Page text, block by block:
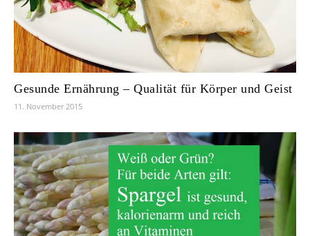
Gesunde Ernährung – Qualität für Körper und Geist
11. November 2015